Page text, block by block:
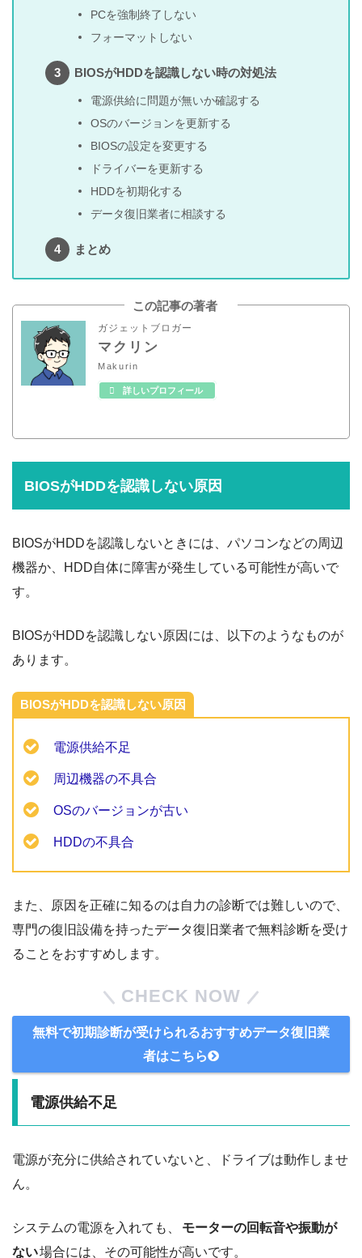
PCを強制終了しない
フォーマットしない
BIOSがHDDを認識しない時の対処法
電源供給に問題が無いか確認する
OSのバージョンを更新する
BIOSの設定を変更する
ドライバーを更新する
HDDを初期化する
データ復旧業者に相談する
まとめ
この記事の著者
ガジェットブロガー
マクリン
Makurin
詳しいプロフィール
BIOSがHDDを認識しない原因
BIOSがHDDを認識しないときには、パソコンなどの周辺
機器か、HDD自体に障害が発生している可能性が高いで
す。
BIOSがHDDを認識しない原因には、以下のようなものが
あります。
BIOSがHDDを認識しない原因
電源供給不足
周辺機器の不具合
OSのバージョンが古い
HDDの不具合
また、原因を正確に知るのは自力の診断では難しいので、
専門の復旧設備を持ったデータ復旧業者で無料診断を受け
ることをおすすめします。
CHECK NOW
無料で初期診断が受けられるおすすめデータ復旧業
者はこちら
電源供給不足
電源が充分に供給されていないと、ドライブは動作しませ
ん。
システムの電源を入れても、
モーターの回転音や振動が
ない場合には、その可能性が高いです。